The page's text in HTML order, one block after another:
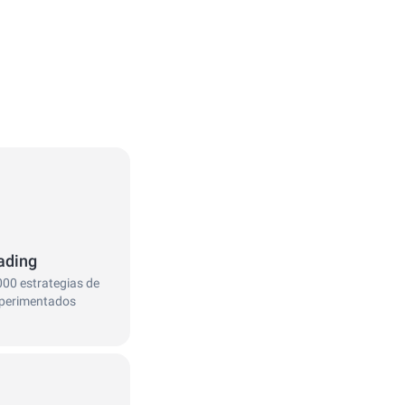
estrategias de